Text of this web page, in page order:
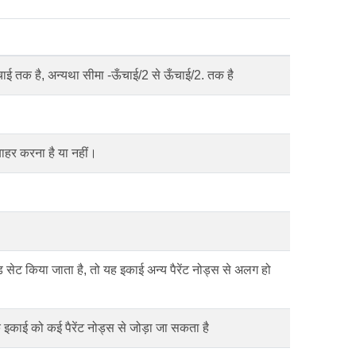
तक है, अन्यथा सीमा -ऊँचाई/2 से ऊँचाई/2. तक है
करना है या नहीं।
सेट किया जाता है, तो यह इकाई अन्य पैरेंट नोड्स से अलग हो
इकाई को कई पैरेंट नोड्स से जोड़ा जा सकता है